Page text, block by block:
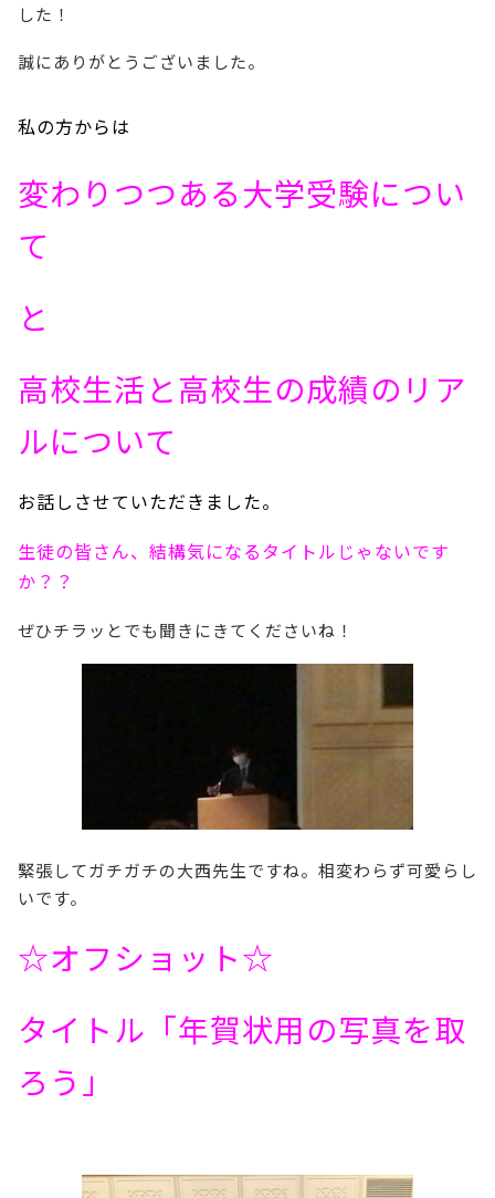
した！
誠にありがとうございました。
私の方からは
変わりつつある大学受験につい
て
と
高校生活と高校生の成績のリア
ルについて
お話しさせていただきました。
生徒の皆さん、結構気になるタイトルじゃないです
か？？
ぜひチラッとでも聞きにきてくださいね！
緊張してガチガチの大西先生ですね。相変わらず可愛らし
いです。
☆オフショット☆
タイトル「年賀状用の写真を取
ろう」